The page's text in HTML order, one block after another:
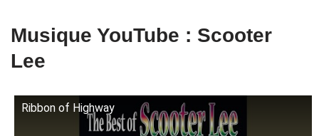
Musique YouTube : Scooter
Lee
Ribbon of Highway